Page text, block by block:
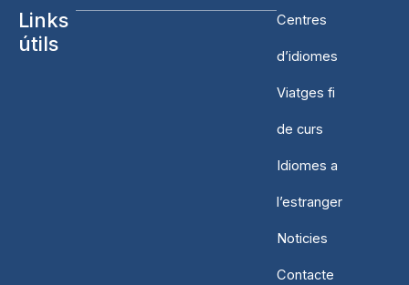
Links
útils
Centres
d’idiomes
Viatges fi
de curs
Idiomes a
l’estranger
Noticies
Contacte